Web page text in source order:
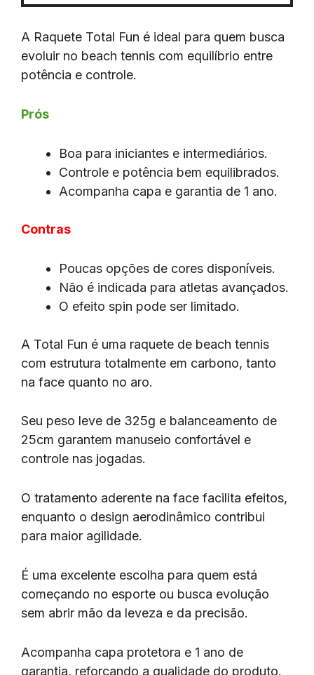
A Raquete Total Fun é ideal para quem busca
evoluir no beach tennis com equilíbrio entre
potência e controle.
Prós
Boa para iniciantes e intermediários.
Controle e potência bem equilibrados.
Acompanha capa e garantia de 1 ano.
Contras
Poucas opções de cores disponíveis.
Não é indicada para atletas avançados.
O efeito spin pode ser limitado.
A Total Fun é uma raquete de beach tennis
com estrutura totalmente em carbono, tanto
na face quanto no aro.
Seu peso leve de 325g e balanceamento de
25cm garantem manuseio confortável e
controle nas jogadas.
O tratamento aderente na face facilita efeitos,
enquanto o design aerodinâmico contribui
para maior agilidade.
É uma excelente escolha para quem está
começando no esporte ou busca evolução
sem abrir mão da leveza e da precisão.
Acompanha capa protetora e 1 ano de
garantia, reforçando a qualidade do produto.